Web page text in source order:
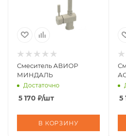
Смеситель АВИОР
МИНДАЛЬ
Достаточно
5 170 ₽/шт
В КОРЗИНУ
5